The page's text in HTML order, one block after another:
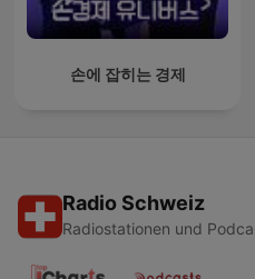
손에 잡히는 경제
Radio Schweiz
Radiostationen und